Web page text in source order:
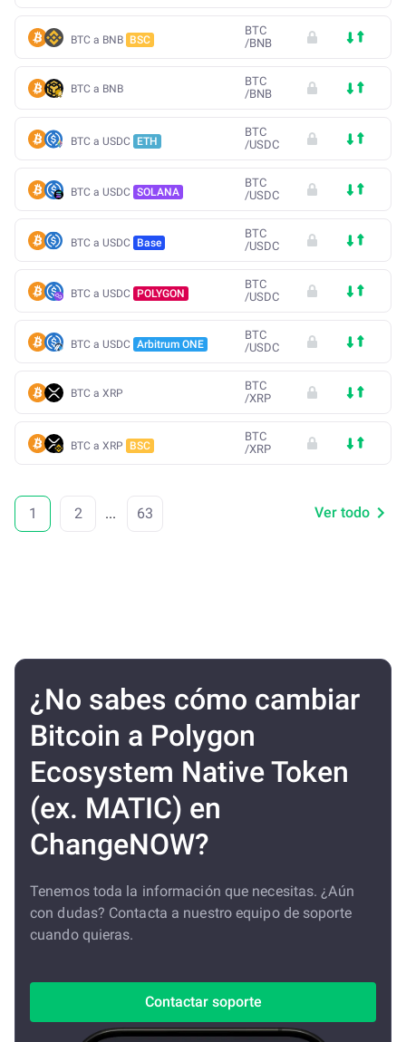
BTC a BNB BSC
BTC
/BNB
BTC a BNB
BTC
/BNB
BTC a USDC ETH
BTC
/USDC
BTC a USDC SOLANA
BTC
/USDC
BTC a USDC Base
BTC
/USDC
BTC a USDC POLYGON
BTC
/USDC
BTC a USDC Arbitrum ONE
BTC
/USDC
BTC a XRP
BTC
/XRP
BTC a XRP BSC
BTC
/XRP
1 2 ... 63 Ver todo
¿No sabes cómo cambiar
Bitcoin a Polygon
Ecosystem Native Token
(ex. MATIC) en
ChangeNOW?
Tenemos toda la información que necesitas. ¿Aún
con dudas? Contacta a nuestro equipo de soporte
cuando quieras.
Contactar soporte